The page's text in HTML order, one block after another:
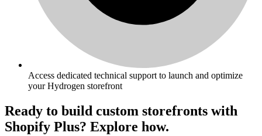
Access dedicated technical support to launch and optimize
your Hydrogen storefront
Ready to build custom storefronts with
Shopify Plus? Explore how.